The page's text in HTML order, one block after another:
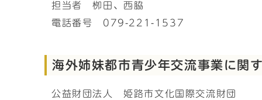
担当者 栁田、西脇
電話番号 079-221-1537
海外姉妹都市青少年交流事業に関
公益財団法人 姫路市文化国際交流財団